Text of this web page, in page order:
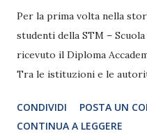
Per la prima volta nella
studenti della STM –
ricevuto il Diploma
Tra le istituzioni e le
Musicale è il primo centro
essere stato riconosciuto
CONDIVIDI
POSTA UN
CONTINUA A LEGGERE